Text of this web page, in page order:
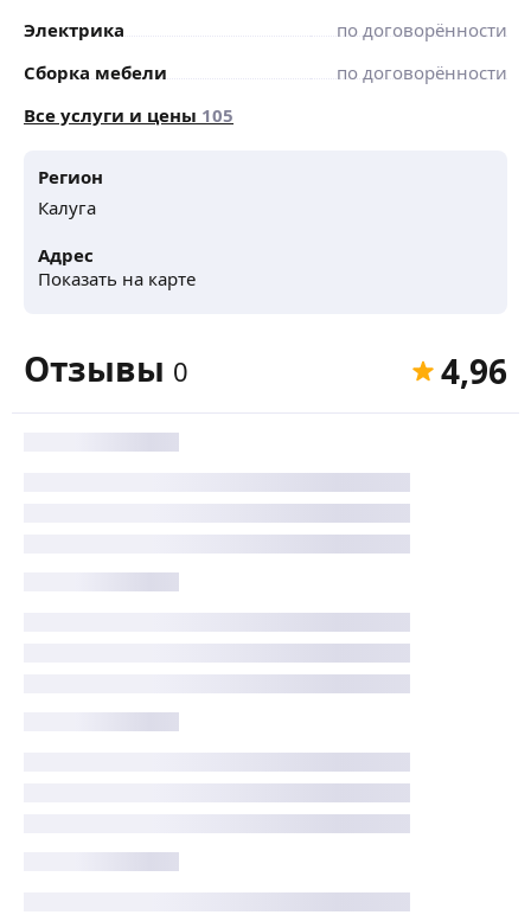
Электрика
по договорённости
Сборка мебели
по договорённости
Все услуги и цены 105
Регион
Калуга
Адрес
Показать на карте
Отзывы 0 4,96